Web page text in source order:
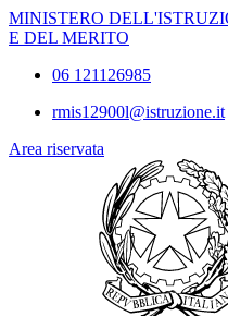
MINISTERO
E DEL MERITO
06 121126985
rmis12900l@istruzione.it
Area riservata